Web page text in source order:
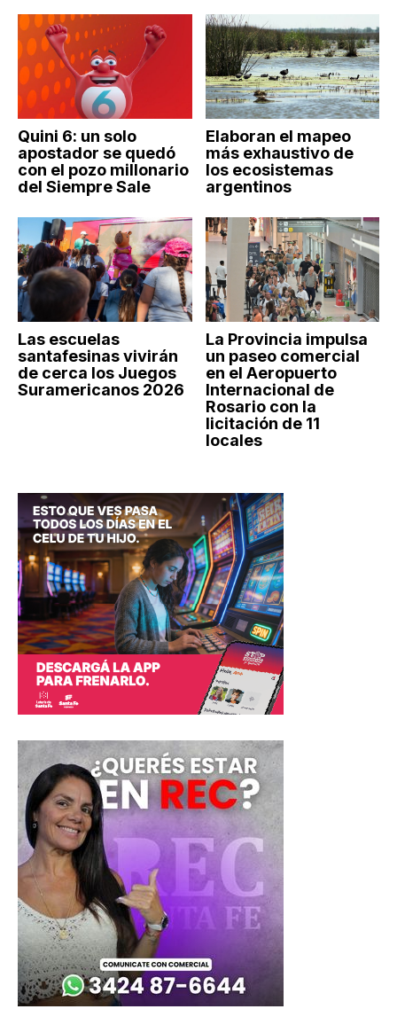
Quini 6: un solo
apostador se quedó
con el pozo millonario
del Siempre Sale
Elaboran el mapeo
más exhaustivo de
los ecosistemas
argentinos
Las escuelas
santafesinas vivirán
de cerca los Juegos
Suramericanos 2026
La Provincia impulsa
un paseo comercial
en el Aeropuerto
Internacional de
Rosario con la
licitación de 11
locales